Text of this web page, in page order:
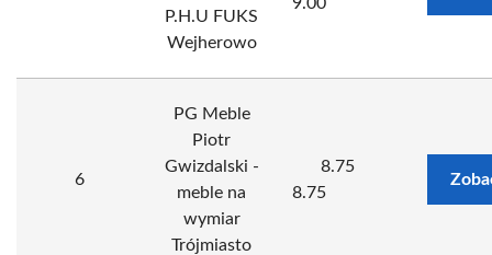
P.H.U FUKS
Wejherowo
6
PG Meble
Piotr
Gwizdalski -
meble na
wymiar
Trójmiasto
8.75
8.75